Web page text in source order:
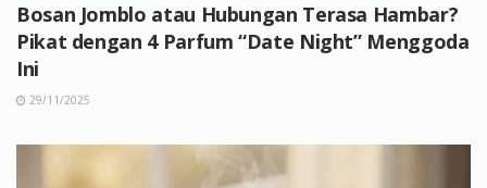
Bosan Jomblo atau Hubungan Terasa Hambar?
Pikat dengan 4 Parfum “Date Night” Menggoda
Ini
29/11/2025